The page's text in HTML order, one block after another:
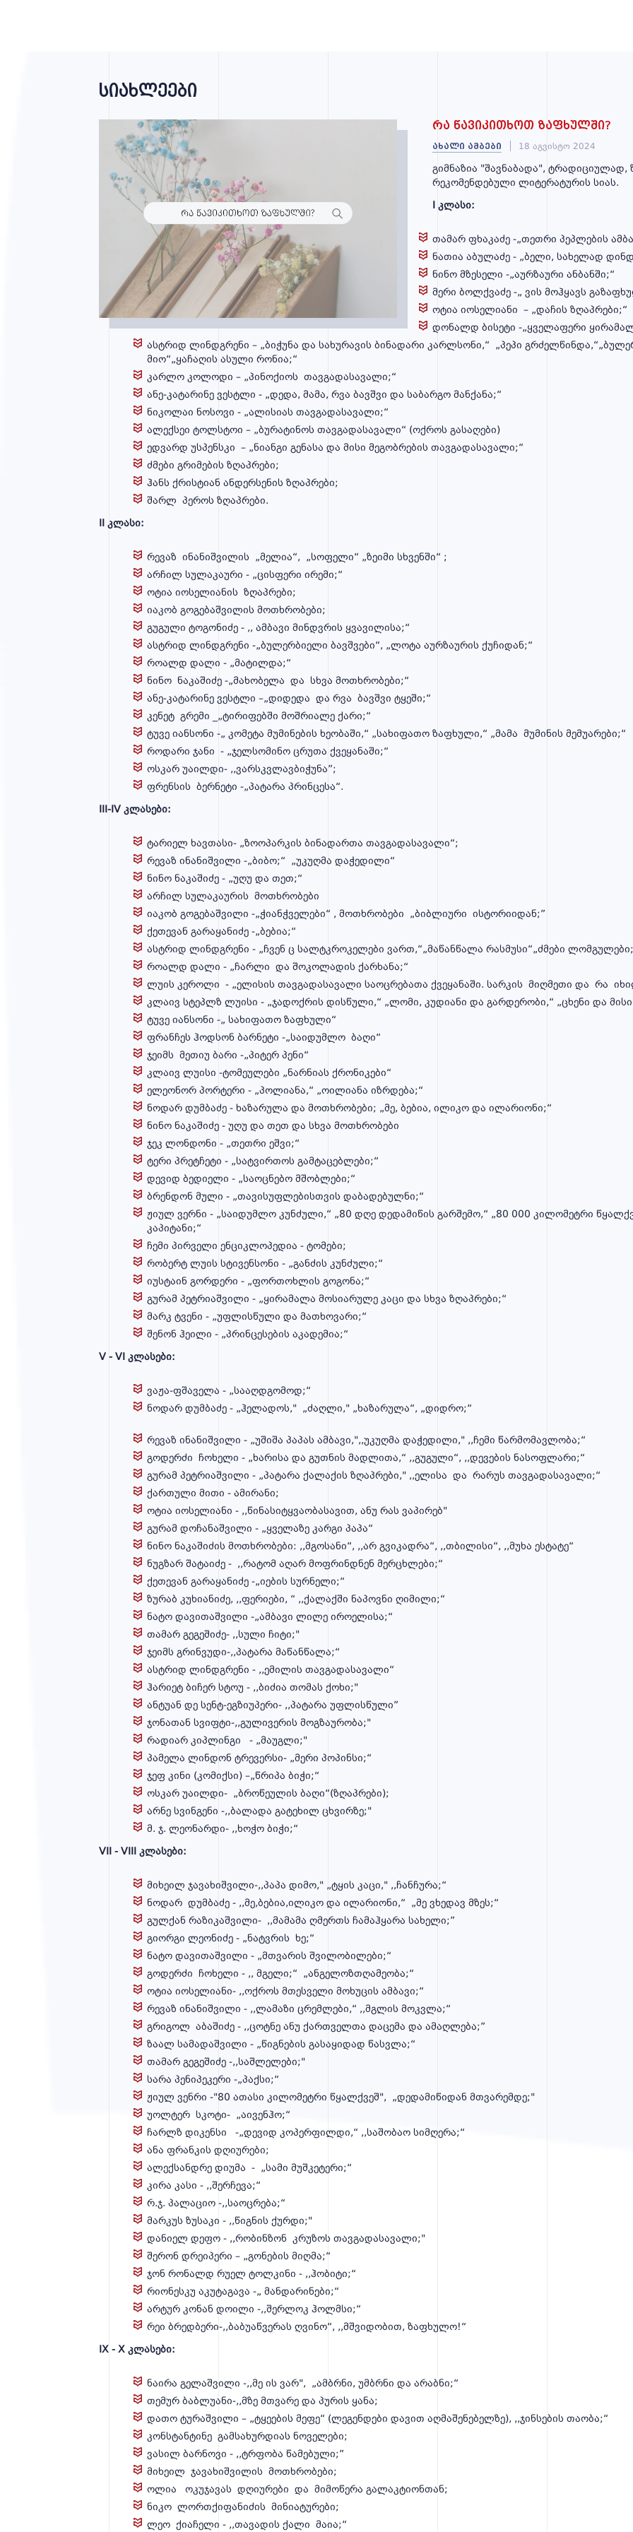
მასწავლებელი
სიახლეები
რა წავიკითხოთ ზაფხულში?
ახალი ამბები 18 აგვისტო 2024
გიმნაზია "შავნაბადა",
რეკომენდებული ლიტერატურის სიას.
I კლასი:
თამარ ფხაკაძე -„თეთრი პეპლების
ნათია აბულაძე - „ბელი, სახელად
ნინო მზესელი -„აურზაური ანბანში;“
მერი ბოლქვაძე -„ ვის მოჰყავს
ოტია იოსელიანი – „დაჩის ზღაპრები;“
დონალდ ბისეტი -„ყველაფერი
ასტრიდ ლინდგრენი – „ბიჭუნა და სახურავის ბინადარი კარლსონი,“ „პეპი
მიო“„ყაჩაღის ასული რონია;“
კარლო კოლოდი – „პინოქიოს თავგადასავალი;“
ანე-კატარინე ვესტლი - „დედა, მამა, რვა ბავშვი და საბარგო მანქანა;“
ნიკოლაი ნოსოვი - „ალისიას თავგადასავალი;“
ალექსეი ტოლსტოი – „ბურატინოს თავგადასავალი“ (ოქროს გასაღები)
ედვარდ უსპენსკი – „ნიანგი გენასა და მისი მეგობრების თავგადასავალი;“
ძმები გრიმების ზღაპრები;
ჰანს ქრისტიან ანდერსენის ზღაპრები;
შარლ პეროს ზღაპრები.
II კლასი:
რევაზ ინანიშვილის „მელია“, „სოფელი“ „ზეიმი სხვენში“ ;
არჩილ სულაკაური - „ცისფერი ირემი;“
ოტია იოსელიანის ზღაპრები;
იაკობ გოგებაშვილის მოთხრობები;
გუგული ტოგონიძე - ,, ამბავი მინდვრის ყვავილისა;“
ასტრიდ ლინდგრენი -„ბულერბიელი ბავშვები“, „ლოტა აურზაურის ქუჩიდან;“
როალდ დალი - „მატილდა;“
ნინო ნაკაშიძე -„მახობელა და სხვა მოთხრობები;“
ანე-კატარინე ვესტლი –„დიდედა და რვა ბავშვი ტყეში;“
კენეტ გრემი _„ტირიფებში მოშრიალე ქარი;“
ტუვე იანსონი -„ კომეტა მუმინების ხეობაში,“ „სახიფათო ზაფხული,“ „მამა მუმინის მემუარები;“
როდარი ჯანი - „ჯელსომინო ცრუთა ქვეყანაში;“
ოსკარ უაილდი- ,,ვარსკვლავბიჭუნა”;
ფრენსის ბერნეტი -„პატარა პრინცესა“.
III-IV კლასები:
ტარიელ ხავთასი- „ზოოპარკის ბინადართა თავგადასავალი“;
რევაზ ინანიშვილი -„ბიბო;“ „უკუღმა დაჭედილი“
ნინო ნაკაშიძე - „უღუ და თეთ;“
არჩილ სულაკაურის მოთხრობები
იაკობ გოგებაშვილი -„ჭიანჭველები“ , მოთხრობები „ბიბლიური ისტორიიდან;”
ქეთევან გარაყანიძე -
ასტრიდ ლინდგრენი - „ჩვენ ც სალტკროკელები ვართ,“„მაწანწალა რასმუსი“„ძმები
როალდ დალი - „ჩარლი და შოკოლადის ქარხანა;“
ლუის კეროლი - „ელისის თავგადასავალი საოცრებათა ქვეყანაში. სარკის მიღმეთი და რა
კლაივ სტეპლზ ლუისი - „ჯადოქრის დისწული,“ „ლომი, კუდიანი და გარდერობი,“ „ცხენი და მისი
ტუვე იანსონი -„ სახიფათო ზაფხული“
ფრანჩეს ჰოდსონ ბარნეტი -„საიდუმლო ბაღი“
ჯეიმს მეთიუ ბარი -„პიტერ პენი“
კლაივ ლუისი -ტომეულები „ნარნიას ქრონიკები“
ელეონორ პორტერი - „პოლიანა,“ „ოილიანა იზრდება;“
ნოდარ დუმბაძე - ხაზარულა და მოთხრობები; „მე, ბებია, ილიკო და ილარიონი;“
ნინო ნაკაშიძე - უღუ და თეთ და სხვა მოთხრობები
ჯეკ ლონდონი - „თეთრი ეშვი;“
ტერი პრეტჩეტი - „სატვირთოს გამტაცებლები;“
დევიდ ბედიელი - „საოცნებო მშობლები;“
ბრენდონ მული - „თავისუფლებისთვის დაბადებულნი;“
ჟიულ ვერნი - „საიდუმლო კუნძული,“ „80 დღე დედამიწის გარშემო,“ „80 000 კილომეტრი
კაპიტანი;“
ჩემი პირველი ენციკლოპედია - ტომები;
რობერტ ლუის სტივენსონი - „განძის კუნძული;“
იუსტაინ გორდერი - „ფორთოხლის გოგონა;“
გურამ პეტრიაშვილი - „ყირამალა მოსიარულე კაცი და სხვა ზღაპრები;“
მარკ ტვენი - „უფლისწული და მათხოვარი;“
შენონ ჰეილი - „პრინცესების აკადემია;“
V - VI კლასები:
ვაჟა-ფშაველა - „სააღდგომოდ;“
ნოდარ დუმბაძე - „ჰელადოს," „ძაღლი,"
რევაზ ინანიშვილი - „უშიშა პაპას ამბავი,",,უკუღმა დაჭედილი," ,,ჩემი წარმომავლობა;“
გოდერძი ჩოხელი - „ხარისა და გუთნის მადლითა,“ ,,გუგული“, ,,დევების ნასოფლარი;“
გურამ პეტრიაშვილი - „პატარა ქალაქის ზღაპრები," ,,ელისა და რარუს თავგადასავალი;“
ქართული მითი - ამირანი;
ოტია იოსელიანი - ,,წინასიტყვაობასავით, ანუ რას ვაპირებ"
გურამ დოჩანაშვილი - „ყველაზე კარგი პაპა“
ნინო ნაკაშიძის მოთხრობები: ,,მგოსანი“, ,,არ გვიკადრა“, ,,თბილისი“, ,,მუხა ესტატე“
ნუგზარ შატაიძე - ,,რატომ აღარ მოფრინდნენ მერცხლები;“
ქეთევან გარაყანიძე -„იების სურნელი;“
ზურაბ კუხიანიძე, ,,ფერიები, “ ,,ქალაქში ნაპოვნი ღიმილი;“
ნატო დავითაშვილი -„ამბავი ლილე იროელისა;“
თამარ გეგეშიძე- ,,სული ჩიტი;"
ჯეიმს გრინვუდი-,,პატარა მაწანწალა;“
ასტრიდ ლინდგრენი - ,,ემილის თავგადასავალი“
ჰარიეტ ბიჩერ სტოუ - ,,ბიძია თომას ქოხი;"
ანტუან დე სენტ-ეგზიუპერი- ,,პატარა უფლისწული”
ჯონათან სვიფტი-,,გულივერის მოგზაურობა;"
რადიარ კიპლინგი - „მაუგლი;"
პამელა ლინდონ ტრევერსი- „მერი პოპინსი;“
ჯეფ კინი (კომიქსი) –„წრიპა ბიჭი;“
ოსკარ უაილდი- „ბროწეულის ბაღი“(ზღაპრები);
არნე სვინგენი -,,ბალადა გატეხილ ცხვირზე;"
მ. ჯ. ლეონარდი- ,,ხოჭო ბიჭი;“
VII - VIII კლასები:
მიხეილ ჯავახიშვილი-,,პაპა დიმო," „ტყის კაცი,"
ნოდარ დუმბაძე - ,,მე,ბებია,ილიკო და ილარიონი,“ „მე ვხედავ მზეს;“
გულქან რაზიკაშვილი- ,,მამამა ღმერთს ჩამაჰყარა სახელი;”
გიორგი ლეონიძე - „ნატვრის ხე;“
ნატო დავითაშვილი - „მთვარის შვილობილები;“
გოდერძი ჩოხელი - ,, მგელი;“ „ანგელოზთღამეობა;“
ოტია იოსელიანი- ,,ოქროს მთესველი მოხუცის ამბავი;“
რევაზ ინანიშვილი - ,,ლამაზი ცრემლები,“ ,,მგლის მოკვლა;“
გრიგოლ აბაშიძე - ,,ცოტნე ანუ ქართველთა დაცემა და ამაღლება;”
ზაალ სამადაშვილი - „წიგნების გასაყიდად წასვლა;“
თამარ გეგეშიძე -,,საშლელები;"
სარა პენიპეკერი -„პაქსი;“
ჟიულ ვენრი -"80 ათასი კილომეტრი წყალქვეშ", „დედამიწიდან მთვარემდე;"
უოლტერ სკოტი- „აივენჰო;“
ჩარლზ დიკენსი -„დევიდ კოპერფილდი,“ ,,საშობაო სიმღერა;“
ანა ფრანკის დღიურები;
ალექსანდრე დიუმა - „სამი მუშკეტერი;“
კირა კასი - ,,შერჩევა;“
რ.ჯ. პალაციო -,,საოცრება;“
მარკუს ზუსაკი - ,,წიგნის ქურდი;"
დანიელ დეფო - ,,რობინზონ კრუზოს თავგადასავალი;"
შერონ დრეიპერი – „გონების მიღმა;“
ჯონ რონალდ რუელ ტოლკინი - ,,ჰობიტი;“
რიონესკუ აკუტაგავა -„ მანდარინები;“
არტურ კონან დოილი -,,შერლოკ ჰოლმსი;“
რეი ბრედბერი-,,ბაბუაწვერას ღვინო“, ,,მშვიდობით, ზაფხულო!“
IX - X კლასები:
ნაირა გელაშვილი -,,მე ის ვარ", „ამბრნი, უმბრნი და არაბნი;“
თემურ ბაბლუანი-,,მზე მთვარე და პურის ყანა;
დათო ტურაშვილი – „ტყეების მეფე“ (ლეგენდები დავით აღმაშენებელზე), ,,ჯინსების თაობა;“
კონსტანტინე გამსახურდიას ნოველები;
ვასილ ბარნოვი - ,,ტრფობა წამებული;”
მიხეილ ჯავახიშვილის მოთხრობები;
ოლია ოკუჯავას დღიურები და მიმოწერა გალაკტიონთან;
ნიკო ლორთქიფანიძის მინიატურები;
ლეო ქიაჩელი - ,,თავადის ქალი მაია;“